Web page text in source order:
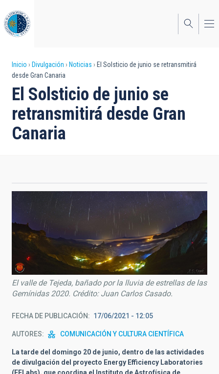
al
contenido
principal
Sobrescribir
enlaces
de
ayuda
a
Inicio Divulgación Noticias
El Solsticio de junio se retransmitirá
desde Gran Canaria
El Solsticio de junio se
retransmitirá desde Gran
Canaria
El valle de Tejeda, bañado por la lluvia de estrellas de las
Gemínidas 2020. Crédito: Juan Carlos Casado.
FECHA DE PUBLICACIÓN 17/06/2021 - 12:05
AUTORES COMUNICACIÓN Y CULTURA CIENTÍFICA
La tarde del domingo 20 de junio, dentro de las actividades
de divulgación del proyecto Energy Efficiency Laboratories